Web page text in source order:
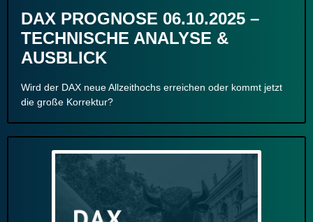
DAX PROGNOSE 06.10.2025 –
TECHNISCHE ANALYSE &
AUSBLICK
Wird der DAX neue Allzeithochs erreichen oder kommt jetzt
die große Korrektur?